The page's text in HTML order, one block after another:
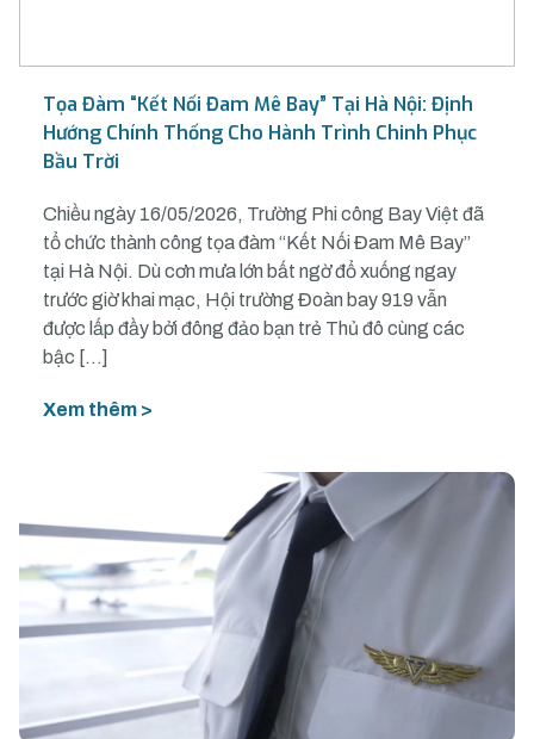
Tọa Đàm “Kết Nối Đam Mê Bay” Tại Hà Nội: Định
Hướng Chính Thống Cho Hành Trình Chinh Phục
Bầu Trời
Chiều ngày 16/05/2026, Trường Phi công Bay Việt đã
tổ chức thành công tọa đàm “Kết Nối Đam Mê Bay”
tại Hà Nội. Dù cơn mưa lớn bất ngờ đổ xuống ngay
trước giờ khai mạc, Hội trường Đoàn bay 919 vẫn
được lấp đầy bởi đông đảo bạn trẻ Thủ đô cùng các
bậc […]
Xem thêm >